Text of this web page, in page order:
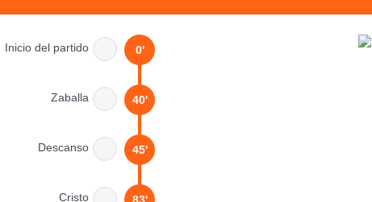
Inicio del partido 0'
Zaballa 40'
Descanso 45'
Cristo